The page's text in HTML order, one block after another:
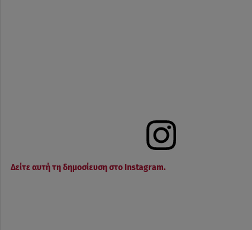
Δείτε αυτή τη δημοσίευση στο Instagram.